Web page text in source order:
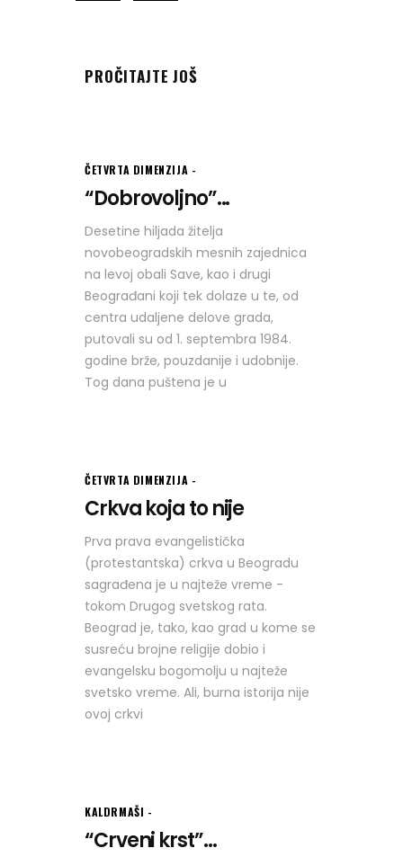
PROČITAJTE JOŠ
ČETVRTA DIMENZIJA
“Dobrovoljno”...
Desetine hiljada žitelja
novobeogradskih mesnih zajednica
na levoj obali Save, kao i drugi
Beograđani koji tek dolaze u te, od
centra udaljene delove grada,
putovali su od 1. septembra 1984.
godine brže, pouzdanije i udobnije.
Tog dana puštena je u
ČETVRTA DIMENZIJA
Crkva koja to nije
Prva prava evangelistička
(protestantska) crkva u Beogradu
sagrađena je u najteže vreme -
tokom Drugog svetskog rata.
Beograd je, tako, kao grad u kome se
susreću brojne religije dobio i
evangelsku bogomolju u najteže
svetsko vreme. Ali, burna istorija nije
ovoj crkvi
KALDRMAŠI
“Crveni krst”...